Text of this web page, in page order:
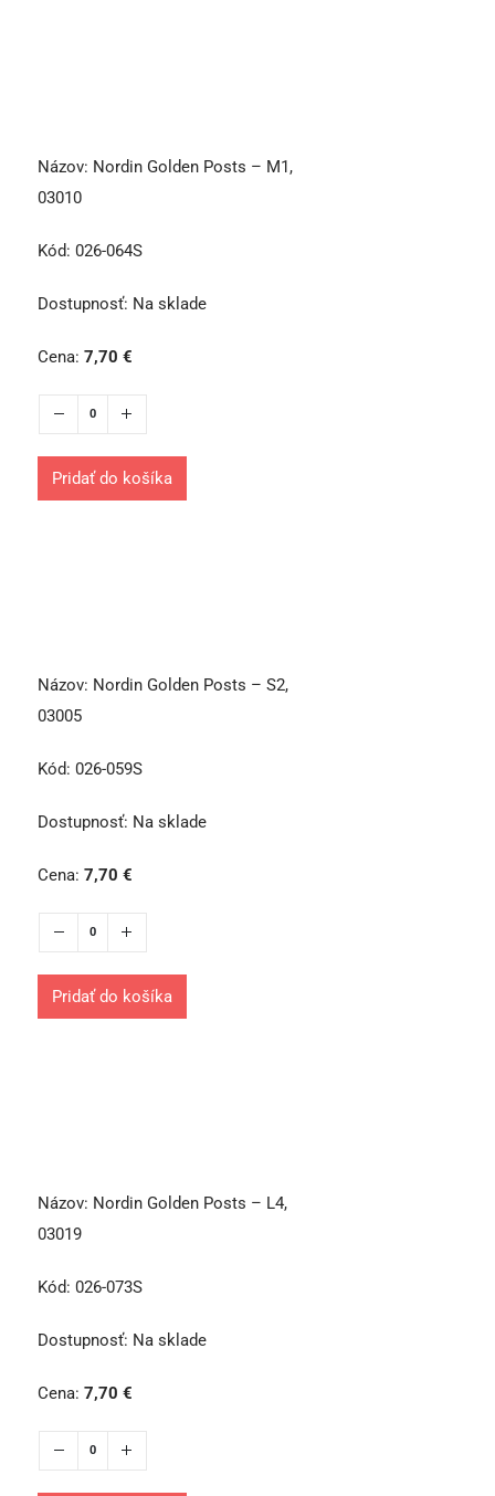
Názov: Nordin Golden Posts – M1,
03010
Kód: 026-064S
Dostupnosť: Na sklade
Cena: 7,70 €
Pridať do košíka
Názov: Nordin Golden Posts – S2,
03005
Kód: 026-059S
Dostupnosť: Na sklade
Cena: 7,70 €
Pridať do košíka
Názov: Nordin Golden Posts – L4,
03019
Kód: 026-073S
Dostupnosť: Na sklade
Cena: 7,70 €